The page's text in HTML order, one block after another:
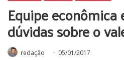
Equipe econômica
dúvidas sobre o
redação 05/01/2017